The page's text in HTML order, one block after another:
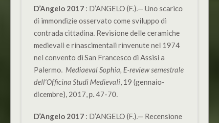
D’Angelo 2017: D’ANGELO (F.).— Uno scarico
di immondizie osservato come sviluppo di
contrada cittadina. Revisione delle ceramiche
medievali e rinascimentali rinvenute nel 1974
nel convento di San Francesco di Assisi a
Palermo. Mediaeval Sophia, E-review semestrale
dell’Officina Studi Medievali, 19 (gennaio-
dicembre), 2017, p. 47-70.
D’Angelo 2017: D’ANGELO (F.).— Recensione